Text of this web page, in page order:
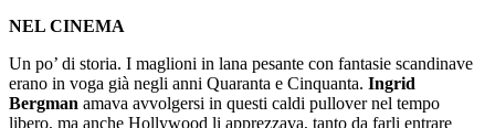
NEL CINEMA
Un po’ di storia. I maglioni in lana pesante con fantasie scandinave
erano in voga già negli anni Quaranta e Cinquanta. Ingrid
Bergman amava avvolgersi in questi caldi pullover nel tempo
libero, ma anche Hollywood li apprezzava, tanto da farli entrare